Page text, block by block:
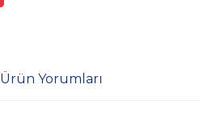
Ürün Yorumları